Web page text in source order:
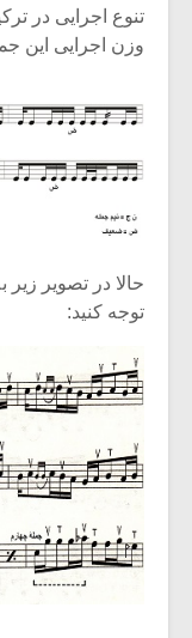
تنوع اجرایی در
وزن اجرایی این
حالا در تصویر
توجه کنید: